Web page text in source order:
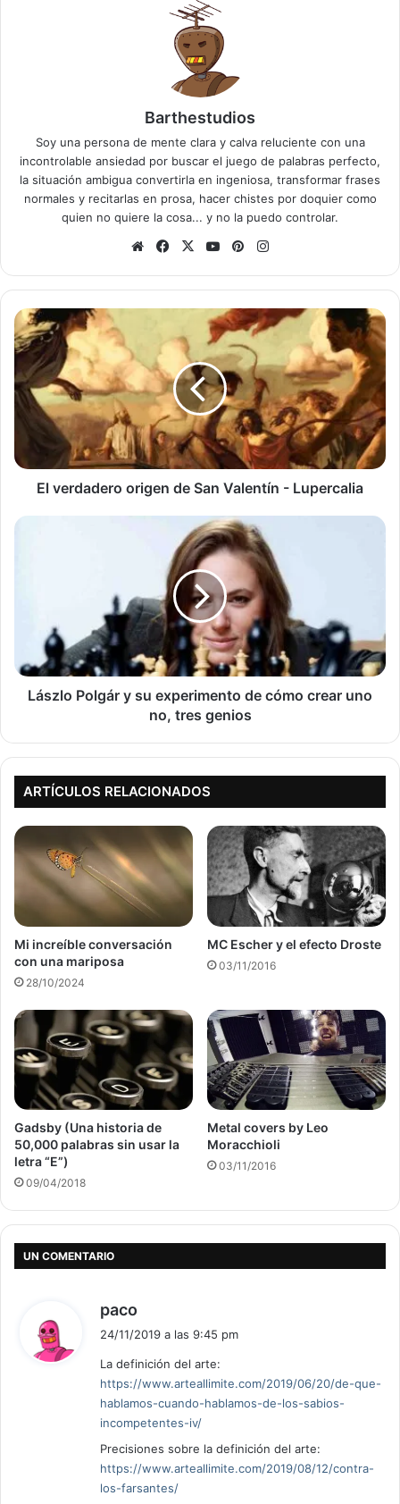
Barthestudios
Soy una persona de mente clara y calva reluciente con una
incontrolable ansiedad por buscar el juego de palabras perfecto,
la situación ambigua convertirla en ingeniosa, transformar frases
normales y recitarlas en prosa, hacer chistes por doquier como
quien no quiere la cosa... y no la puedo controlar.
Sitio
Facebook
X YouTubePinterest
El
verdadero
origen
de
San
Valentín
Lupercalia
El verdadero origen de San Valentín - Lupercalia
Lászlo
uno
no,Lászlo Polgár y su experimento de cómo crear uno
no, tres genios
ARTÍCULOS RELACIONADOS
Mi increíble conversación
con una mariposa
28/10/2024
MC Escher y el efecto Droste
03/11/2016
Gadsby (Una historia de
50,000 palabras sin usar la
letra “E”)
09/04/2018
Metal covers by Leo
Moracchioli
03/11/2016
UN COMENTARIO
paco
i
e
:
24/11/2019 a las 9:45 pm
La definición del arte:
https://www.arteallimite.com/2019/06/20/de-que-
hablamos-cuando-hablamos-de-los-sabios-
incompetentes-iv/
Precisiones sobre la definición del arte:
https://www.arteallimite.com/2019/08/12/contra-
los-farsantes/